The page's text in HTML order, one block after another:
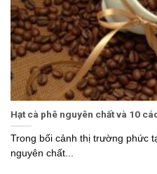
Hạt cà phê nguyên chất và 10
Trong bối cảnh thị trường phức
nguyên chất...